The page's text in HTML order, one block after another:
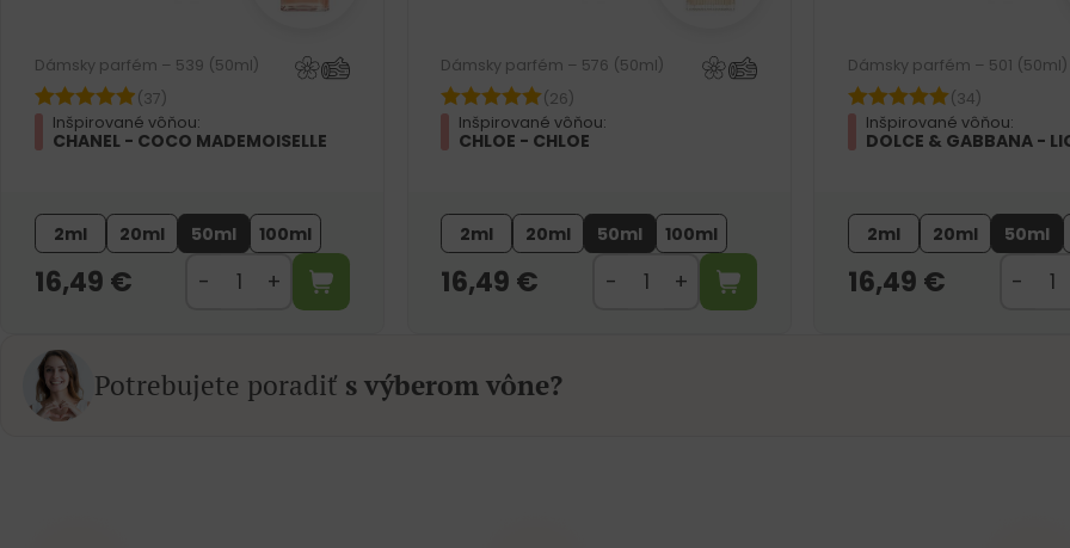
Dámsky parfém – 539 (50ml)
(37)
Inšpirované vôňou:
CHANEL - COCO MADEMOISELLE
2ml 20ml 50ml 100ml
16,49 €
Dámsky parfém – 576 (50ml)
(26)
Inšpirované vôňou:
CHLOE - CHLOE
2ml 20ml 50ml 100ml
16,49 €
Dámsky parfém – 501 (50ml)
(34)
Inšpirované vôňou:
DOLCE & GABBANA -
2ml 20ml 50ml
16,49 €
Potrebujete poradiť s výberom vône?